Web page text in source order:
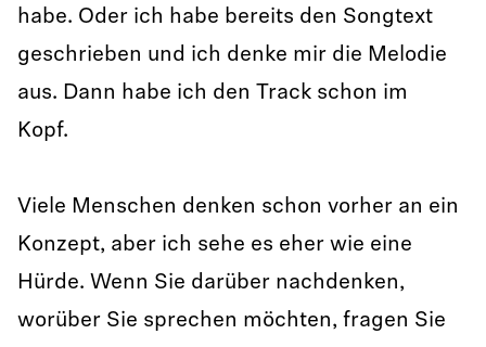
habe. Oder ich habe bereits den Songtext
geschrieben und ich denke mir die Melodie
aus. Dann habe ich den Track schon im
Kopf.
Viele Menschen denken schon vorher an ein
Konzept, aber ich sehe es eher wie eine
Hürde. Wenn Sie darüber nachdenken,
worüber Sie sprechen möchten, fragen Sie